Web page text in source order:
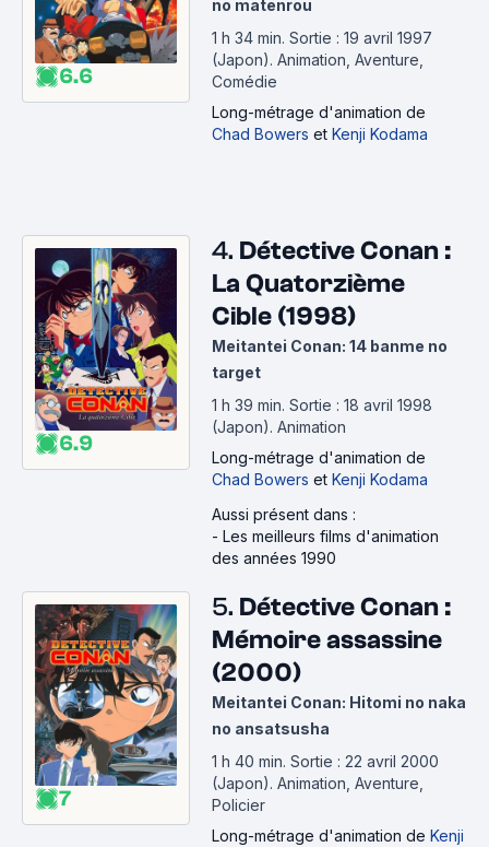
6.6
no matenrou
1 h 34 min. Sortie : 19 avril 1997
(Japon). Animation, Aventure,
Comédie
Long-métrage d'animation de
Chad Bowers et Kenji Kodama
6.9
4. Détective Conan :
La Quatorzième
Cible (1998)
Meitantei Conan: 14 banme no
target
1 h 39 min. Sortie : 18 avril 1998
(Japon). Animation
Long-métrage d'animation de
Chad Bowers et Kenji Kodama
Aussi présent dans :
- Les meilleurs films d'animation
des années 1990
7
5. Détective Conan :
Mémoire assassine
(2000)
Meitantei Conan: Hitomi no naka
no ansatsusha
1 h 40 min. Sortie : 22 avril 2000
(Japon). Animation, Aventure,
Policier
Long-métrage d'animation de Kenji